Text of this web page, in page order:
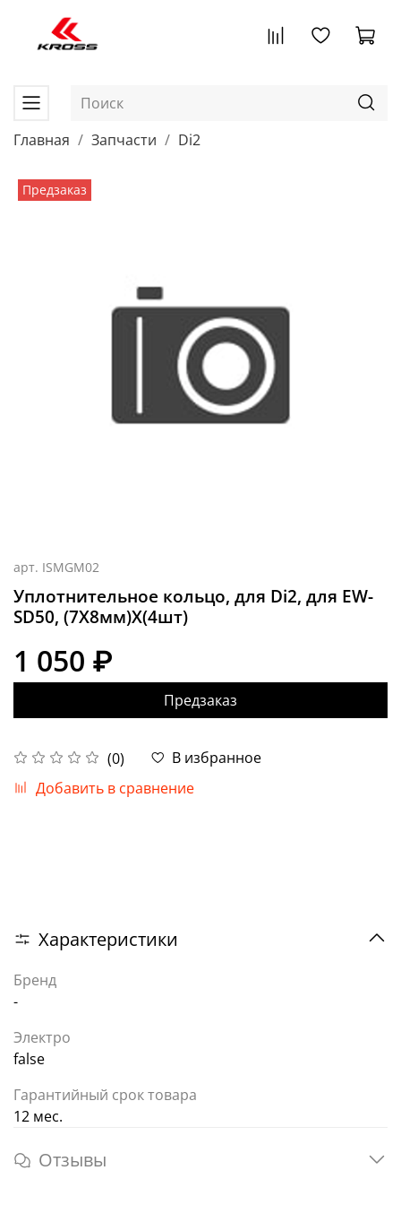
Главная Запчасти Di2
Предзаказ
арт. ISMGM02
Уплотнительное кольцо, для Di2, для EW-
SD50, (7X8мм)X(4шт)
(0)
В избранное
Добавить в сравнение
1 050 ₽
Предзаказ
Характеристики
Бренд
-
Электро
false
Гарантийный срок товара
12 мес.
Отзывы